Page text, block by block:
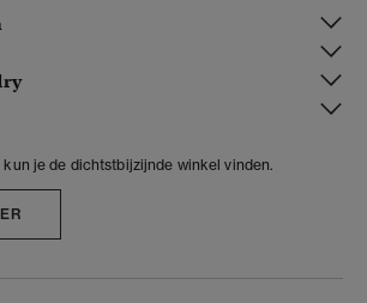
je de dichtstbijzijnde winkel vinden.